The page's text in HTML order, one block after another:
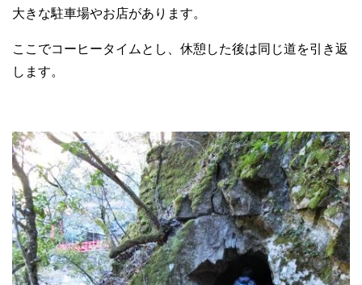
大きな駐車場やお店があります。
ここでコーヒータイムとし、休憩した後は同じ道を引き返
します。